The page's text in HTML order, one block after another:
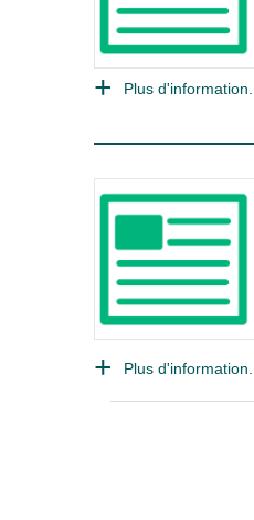
Plus d'information...
Plus d'information...